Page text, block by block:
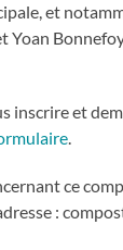
et
Yoan
inscrire et
.
ce
: